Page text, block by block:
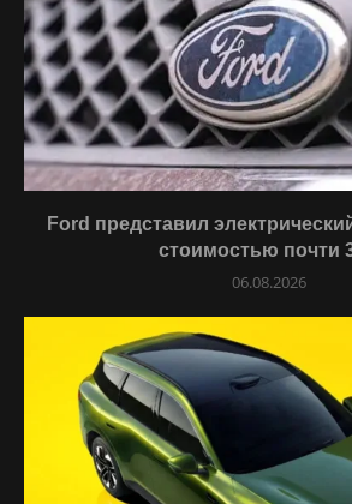
Ford представил
стоимостью почти
06.08.2026